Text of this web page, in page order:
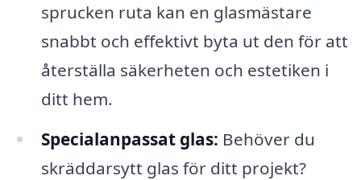
sprucken ruta kan en glasmästare
snabbt och effektivt byta ut den för att
återställa säkerheten och estetiken i
ditt hem.
Specialanpassat glas: Behöver du
skräddarsytt glas för ditt projekt?